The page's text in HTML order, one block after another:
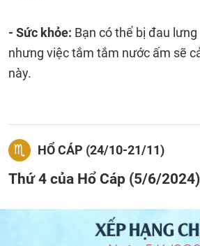
- Sức khỏe: Bạn có thể bị đau
nhưng việc tắm tắm nước ấm sẽ
này.
HỔ CÁP (24/10-21/11)
Thứ 4 của Hổ Cáp (5/6/2024)